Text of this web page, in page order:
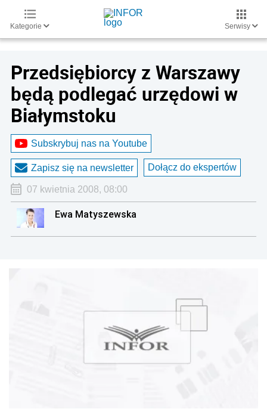
Kategorie Serwisy
Przedsiębiorcy z Warszawy
będą podlegać urzędowi w
Białymstoku
Subskrybuj nas na Youtube
Zapisz się na newsletter Dołącz do ekspertów
07 kwietnia 2008, 08:00
Ewa Matyszewska